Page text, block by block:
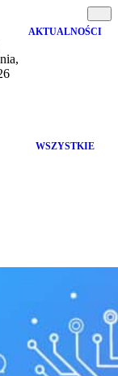
AKTUALNOŚCI
WSZYSTKIE